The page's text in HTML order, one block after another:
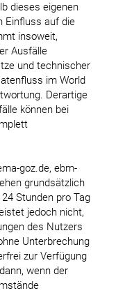
dieses eigenen
Einfluss auf die
insoweit,
Ausfälle
und technischer
im World
Derartige
können bei
goz.de, ebm-
grundsätzlich
Stunden pro Tag
jedoch nicht,
des Nutzers
Unterbrechung
zur Verfügung
wenn der